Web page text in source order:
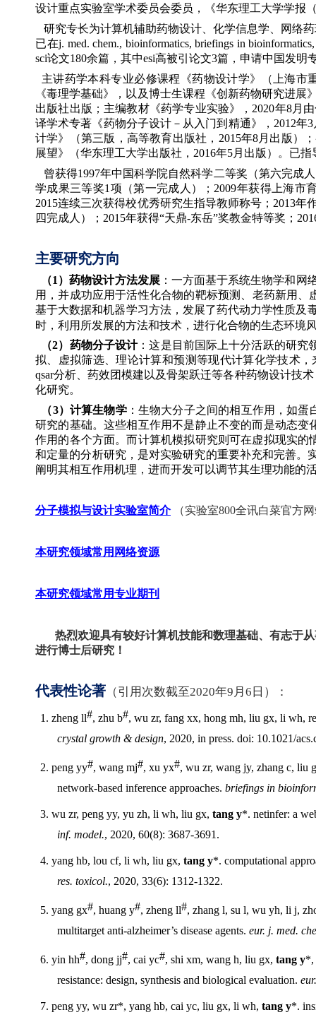
设计重点实验室学术委员会委员，《华东理工大学学报
研究专长为计算机辅助药物设计、化学信息学、网络
已在j. med. chem., bioinformatics, briefings in
sci论文180余篇，其中esi高被引论文3篇 ，申请中国发明
主讲药学本科专业必修课程《药物设计学》（上海市
《毒理学基础》，以及博士生课程《创新药物研究进
出版社出版；主编教材《药学专业实验》，2020年8月
译学术专著《药物分子设计－从入门到精通》，2012年
计学》（第三版，高等教育出版社， 2015年8月出版）
展望》（华东理工大学出版社， 2016年5月出版）。已指
曾获得1997年中国科学院自然科学二等奖（第六完成
学成果三等奖1 项（第一完成人）； 2009年获得上海市
2015连续三次获得校优秀研究生指导教师称号； 2013年
四完成人）； 2015年获得“天鼎-东岳”奖教金特等奖；
主要研究方向
（1 ）药物设计方法发展：一方面基于系统生物学和网
用，并成功应用于活性化合物的靶标预测、老药新用
基于大数据和机器学习方法，发展了药代动力学性质及
时，利用所发展的方法和技术，进行化合物的生态环境
（2）药物分子设计：这是目前国际上十分活跃的研究
拟、虚拟筛选、理论计算和预测等现代计算化学技术
qsar分析、药效团模建以及骨架跃迁等各种药物设计技
化研究。
（3）计算生物学：生物大分子之间的相互作用，如蛋
研究的基础。这些相互作用不是静止不变的而是动态
作用的各个方面。而计算机模拟研究则可在虚拟现实
和定量的分析研究，是对实验研究的重要补充和完善
阐明其相互作用机理，进而开发可以调节其生理功能的
分子模拟与设计实验室简介 （实验室800全讯白菜官方
本研究领域常用网络资源
本研究领域常用专业期刊
热烈欢迎具有较好计算机技能和数理基础、有志于
进行博士后研究！
代表性论著 （引用次数截至2020年9 月6 日）：
1. zheng ll#, zhu b#, wu zr, fang xx, hong mh, liu gx, li wh,
crystal growth & design, 2020, in press. doi: 10.1021/
2. peng yy#, wang mj#, xu yx#, wu zr, wang jy, zhang c,
network-based inference approaches. briefings in
3. wu zr, peng yy, yu zh, li wh, liu gx, tang y*. netinfer: a
inf. model., 2020, 60(8): 3687-3691.
4. yang hb, lou cf, li wh, liu gx, tang y*. computational
res. toxicol., 2020, 33(6): 1312-1322.
5. yang gx#, huang y#, zheng ll#, zhang l, su l, wu yh, li j,
multitarget anti-alzheimer’s disease agents. eur. j. med.
6. yin hh#, dong jj#, cai yc#, shi xm, wang h, liu gx, tang y*,
resistance: design, synthesis and biological evaluation.
7. peng yy, wu zr*, yang hb, cai yc, liu gx, li wh, tang y*.